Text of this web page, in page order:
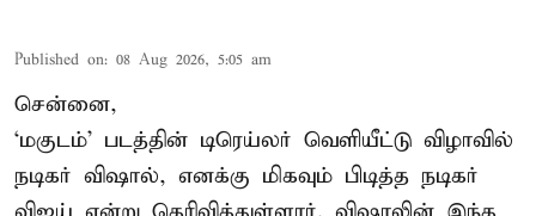
Published on: 08 Aug 2026, 5:05 am
சென்னை,
‘மகுடம்’ படத்தின் டிரெய்லர் வெளியீட்டு விழாவில்
நடிகர் விஷால், எனக்கு மிகவும் பிடித்த நடிகர்